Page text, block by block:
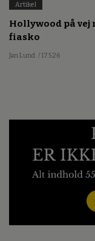
Artikel
Hollywood på vej
fiasko
Jan Lund / 17.5.26